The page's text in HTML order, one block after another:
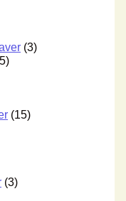
(3)
(15)
(3)